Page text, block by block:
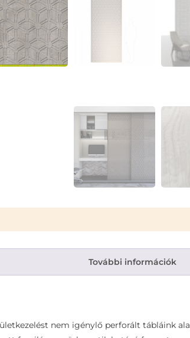
További információk
nem igénylő perforált tábláink